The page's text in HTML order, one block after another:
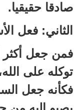
صادقا حقيقيا.
الثاني: فعل
فمن جعل أكثر
توكله على
فكأنه جعل